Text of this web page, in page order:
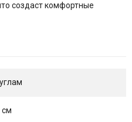
создаст комфортные
см